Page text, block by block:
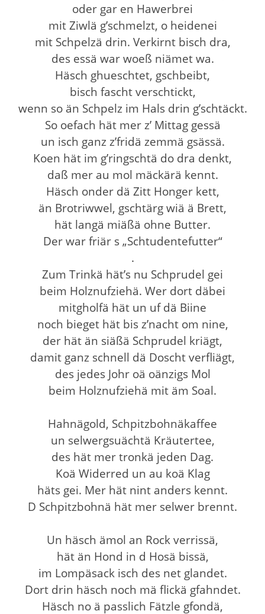
oder gar en Hawerbrei
mit Ziwlä g’schmelzt, o heidenei
mit Schpelzä drin. Verkirnt bisch dra,
des essä war woeß niämet wa.
Häsch ghueschtet, gschbeibt,
bisch fascht verschtickt,
wenn so än Schpelz im Hals drin g’schtäckt.
So oefach hät mer z’ Mittag gessä
un isch ganz z’fridä zemmä gsässä.
Koen hät im g’ringschtä do dra denkt,
daß mer au mol mäckärä kennt.
Häsch onder dä Zitt Honger kett,
än Brotriwwel, gschtärg wiä ä Brett,
hät langä miäßä ohne Butter.
Der war friär s „Schtudentefutter“
.
Zum Trinkä hät’s nu Schprudel gei
beim Holznufziehä. Wer dort däbei
mitgholfä hät un uf dä Biine
noch bieget hät bis z’nacht om nine,
der hät än siäßä Schprudel kriägt,
damit ganz schnell dä Doscht verfliägt,
des jedes Johr oä oänzigs Mol
beim Holznufziehä mit äm Soal.
Hahnägold, Schpitzbohnäkaffee
un selwergsuächtä Kräutertee,
des hät mer tronkä jeden Dag.
Koä Widerred un au koä Klag
häts gei. Mer hät nint anders kennt.
D Schpitzbohnä hät mer selwer brennt.
Un häsch ämol an Rock verrissä,
hät än Hond in d Hosä bissä,
im Lompäsack isch des net glandet.
Dort drin häsch noch mä flickä gfahndet.
Häsch no ä passlich Fätzle gfondä,